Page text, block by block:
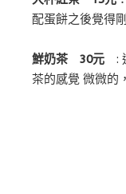
配蛋餅之後覺得
鮮奶茶 30元 :
茶的感覺 微微的